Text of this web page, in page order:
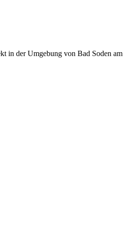
in der Umgebung von Bad Soden am